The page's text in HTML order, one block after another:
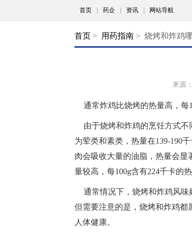
首页 药企 资讯 网站导航
首页 > 用药指南 > 烧烤和炸鸡
来源
通常炸鸡比烧烤的热量高，每
由于烧烤和炸鸡的烹饪方式
为荤类和素类，热量在139-190
肉会吸收大量的油脂，热量会
量较高，每100g含有224千卡的热
通常情况下，烧烤和炸鸡风味
但需要注意的是，烧烤和炸鸡都
人体健康。